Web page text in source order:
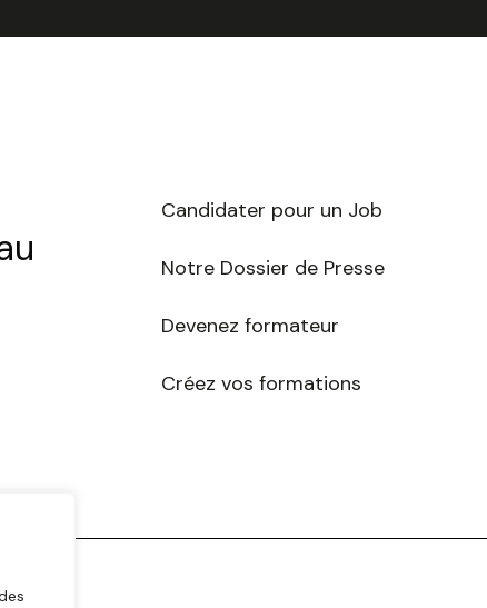
Candidater pour un Job
Notre Dossier de Presse
Devenez formateur
Créez vos formations